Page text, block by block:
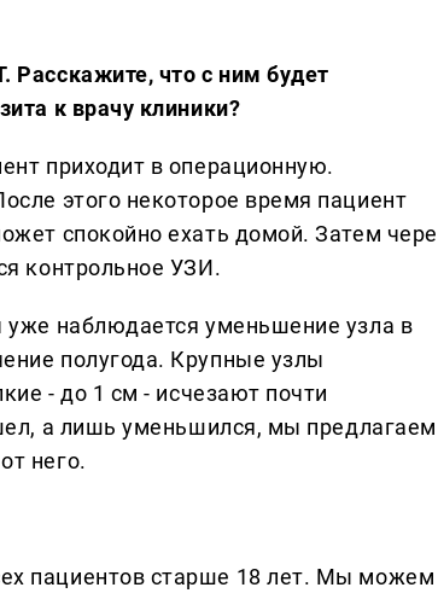
что с ним будет
к врачу клиники?
приходит в операционную.
этого некоторое время пациент
спокойно ехать домой. Затем
контрольное УЗИ.
уже наблюдается уменьшение узла в
полугода. Крупные узлы
- до 1 см - исчезают почти
а лишь уменьшился, мы предлагаем
него.
пациентов старше 18 лет. Мы можем